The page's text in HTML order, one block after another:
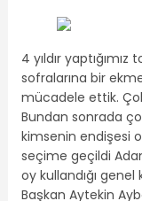
4 yıldır
sofralarına bir
mücadele ettik.
Bundan sonrada
kimsenin endişesi
seçime geçildi
oy kullandığı
Başkan Aytekin